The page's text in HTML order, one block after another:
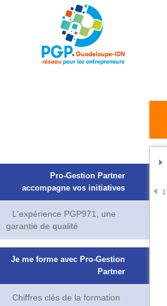
Pro-Gestion Partner
accompagne vos initiatives
L'expérience PGP971, une
garantie de qualité
Je me forme avec Pro-Gestion
Partner
Chiffres clés de la formation
1